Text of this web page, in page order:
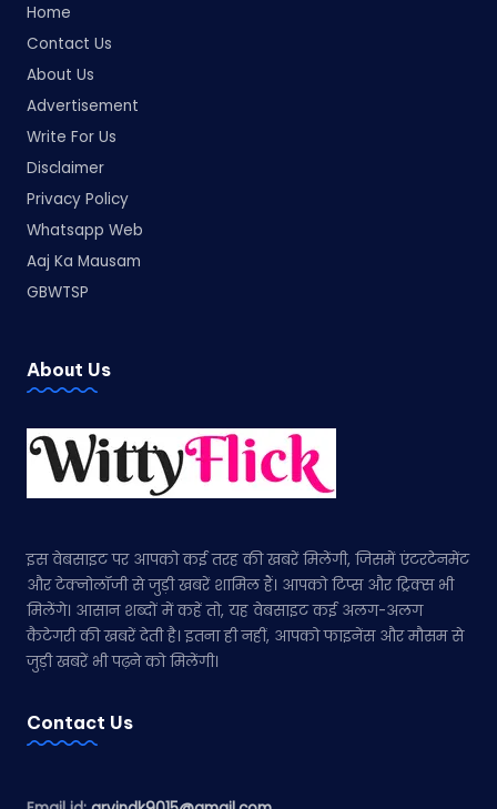
Home
Contact Us
About Us
Advertisement
Write For Us
Disclaimer
Privacy Policy
Whatsapp Web
Aaj Ka Mausam
GBWTSP
About Us
इस वेबसाइट पर आपको कई तरह की खबरें मिलेंगी, जिसमें एंटरटेनमेंट
और टेक्नोलॉजी से जुड़ी खबरें शामिल हैं। आपको टिप्स और ट्रिक्स भी
मिलेंगे। आसान शब्दों में कहें तो, यह वेबसाइट कई अलग-अलग
कैटेगरी की खबरें देती है। इतना ही नहीं, आपको फाइनेंस और मौसम से
जुड़ी खबरें भी पढ़ने को मिलेंगी।
Contact Us